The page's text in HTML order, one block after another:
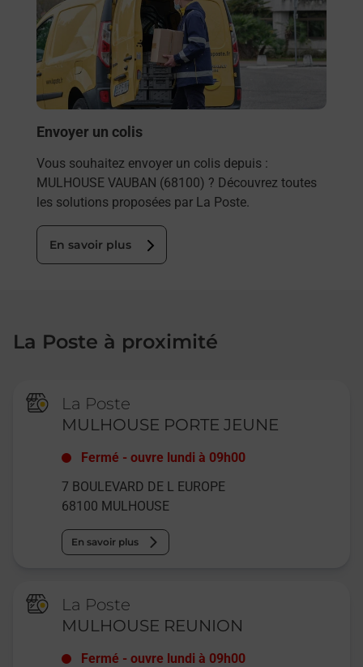
Envoyer un colis
Vous souhaitez envoyer un colis depuis :
MULHOUSE VAUBAN (68100) ? Découvrez toutes
les solutions proposées par La Poste.
En savoir plus
La Poste à proximité
La Poste
MULHOUSE PORTE JEUNE
Fermé -ouvre lundi à 09h00
7 BOULEVARD DE L EUROPE
68100 MULHOUSE
En savoir plus
La Poste
MULHOUSE REUNION
Fermé -ouvre lundi à 09h00